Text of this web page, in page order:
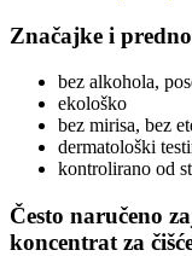
Značajke i
bez alkohola,
ekološko
bez mirisa, bez
dermatološki
kontrolirano od
Često naručeno
koncentrat za